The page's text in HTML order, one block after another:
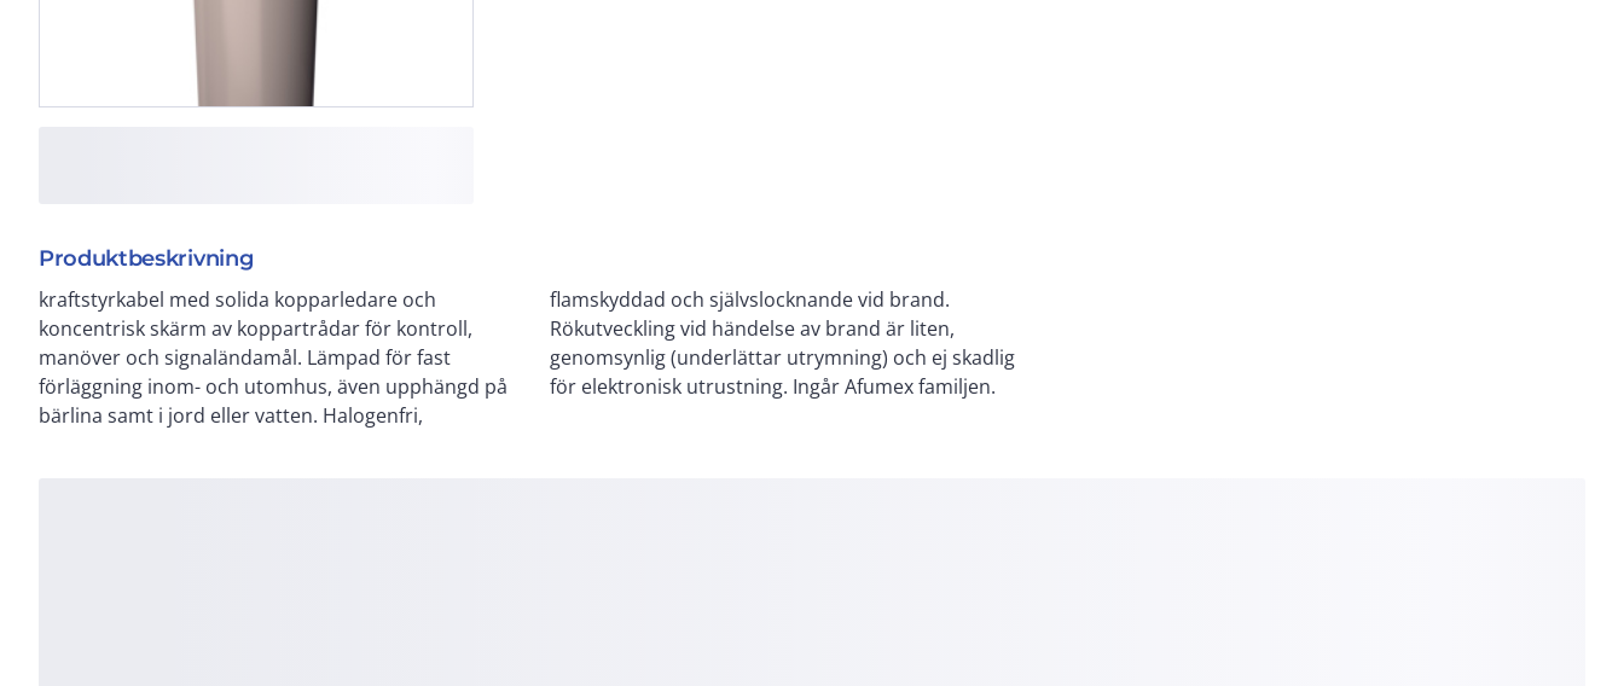
Produktbeskrivning
kraftstyrkabel med solida kopparledare och
koncentrisk skärm av koppartrådar för kontroll,
manöver och signaländamål. Lämpad för fast
förläggning inom- och utomhus, även upphängd på
bärlina samt i jord eller vatten. Halogenfri,
flamskyddad och självslocknande vid brand.
Rökutveckling vid händelse av brand är liten,
genomsynlig (underlättar utrymning) och ej skadlig
för elektronisk utrustning. Ingår Afumex familjen.